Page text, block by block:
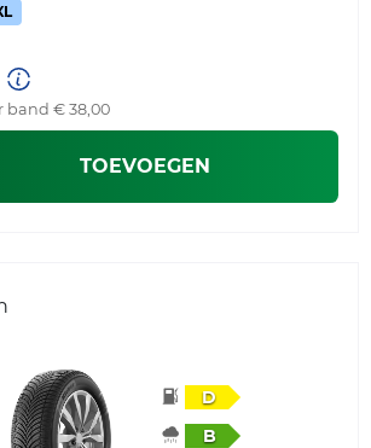
band € 38,00
TOEVOEGEN
D
B